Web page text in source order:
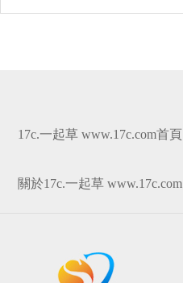
17c.一起草 www.17c.com首頁
關於17c.一起草 www.17c.com